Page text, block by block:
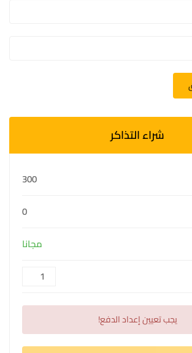
شراء التذاكر
300
0
مجانا
يجب تعيين إعداد الدفع!